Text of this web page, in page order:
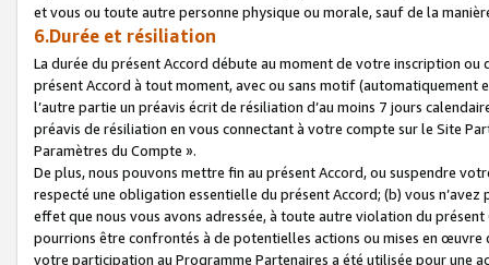
et vous ou toute autre personne physique ou morale, sauf de la
6.Durée et résiliation
La durée du présent Accord débute au moment de votre inscription
présent Accord à tout moment, avec ou sans motif (automatiquement
l’autre partie un préavis écrit de résiliation d’au moins 7 jours
préavis de résiliation en vous connectant à votre compte sur le Site
Paramètres du Compte ».
De plus, nous pouvons mettre fin au présent Accord, ou suspendre
respecté une obligation essentielle du présent Accord; (b) vous
effet que nous vous avons adressée, à toute autre violation du
pourrions être confrontés à de potentielles actions ou mises en
votre participation au Programme Partenaires a été utilisée pour une